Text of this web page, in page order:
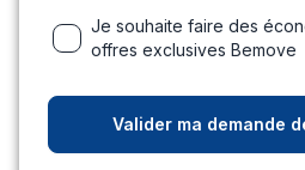
Je souhaite faire des
offres exclusives Bemove